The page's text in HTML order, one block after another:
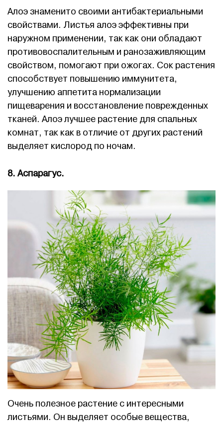
Алоэ знаменито своими антибактериальными
свойствами. Листья алоэ эффективны при
наружном применении, так как они обладают
противовоспалительным и ранозаживляющим
свойством, помогают при ожогах. Сок растения
способствует повышению иммунитета,
улучшению аппетита нормализации
пищеварения и восстановление поврежденных
тканей. Алоэ лучшее растение для спальных
комнат, так как в отличие от других растений
выделяет кислород по ночам.
8. Аспарагус.
Очень полезное растение с интересными
листьями. Он выделяет особые вещества,